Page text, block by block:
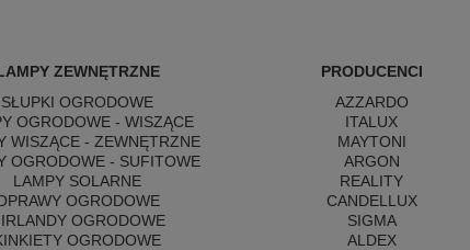
ZEWNĘTRZNE
SŁUPKI OGRODOWE
OGRODOWE - WISZĄCE
WISZĄCE - ZEWNĘTRZNE
OGRODOWE - SUFITOWE
LAMPY SOLARNE
OGRODOWE
OGRODOWE
OGRODOWE
PRODUCENCI
AZZARDO
ITALUX
MAYTONI
ARGON
REALITY
CANDELLUX
SIGMA
ALDEX